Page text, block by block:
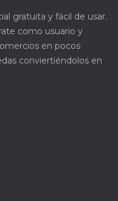
gratuita y fácil de usar.
como usuario y
en pocos
conviertiéndolos en